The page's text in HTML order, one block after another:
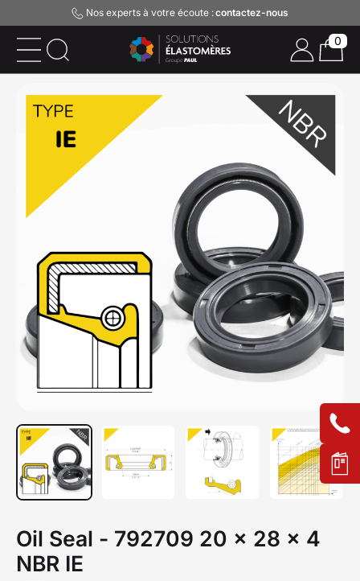
Nos experts à votre écoute :contactez-nous
Oil Seal - 792709 20 x 28 x 4
NBR IE
0